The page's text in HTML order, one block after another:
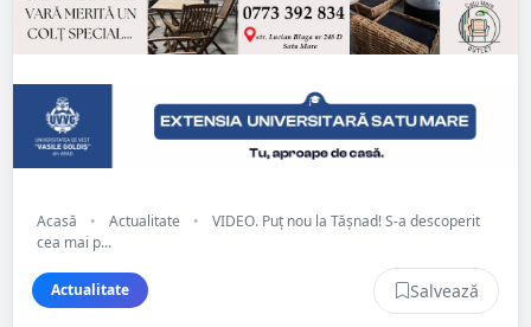
Acasă • Actualitate •
VIDEO. Puț nou la Tășnad! S-a descoperit
cea mai p...
Actualitate Salvează